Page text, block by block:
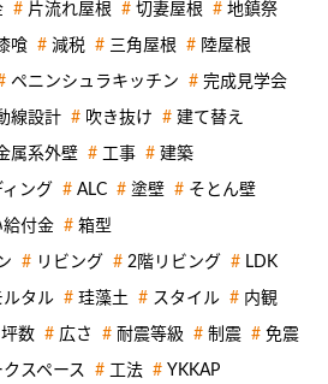
片流れ屋根 切妻屋根 地鎮祭
喰 減税 三角屋根 陸屋根
ペニンシュラキッチン 完成見学会
線設計 吹き抜け 建て替え
属系外壁 工事 建築
ング ALC 塗壁 そとん壁
給付金 箱型
リビング 2階リビング LDK
ルタル 珪藻土 スタイル 内観
坪数 広さ 耐震等級 制震 免震
クスペース 工法 YKKAP